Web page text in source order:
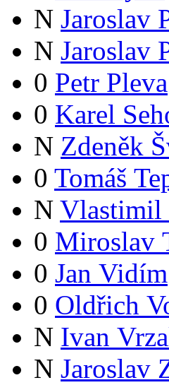
N Jaroslav
N Jaroslav
0 Petr Pleva
0 Karel
N Zdeněk
0 Tomáš
N Vlastimil
0 Miroslav
0 Jan Vidím
0 Oldřich
N Ivan
N Jaroslav